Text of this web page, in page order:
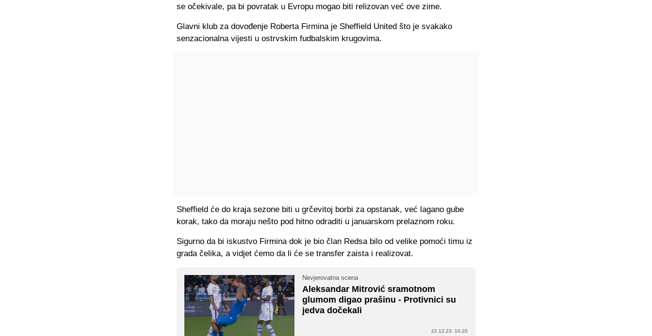
se očekivale, pa bi povratak u Evropu mogao biti relizovan već ove zime.
Glavni klub za dovođenje Roberta Firmina je Sheffield United što je svakako
senzacionalna vijesti u ostrvskim fudbalskim krugovima.
Sheffield će do kraja sezone biti u grčevitoj borbi za opstanak, već lagano gube
korak, tako da moraju nešto pod hitno odraditi u januarskom prelaznom roku.
Sigurno da bi iskustvo Firmina dok je bio član Redsa bilo od velike pomoći timu iz
grada čelika, a vidjet ćemo da li će se transfer zaista i realizovat.
Nevjerovatna scena
Aleksandar Mitrović sramotnom
glumom digao prašinu - Protivnici su
jedva dočekali
22.12.23. 10:20